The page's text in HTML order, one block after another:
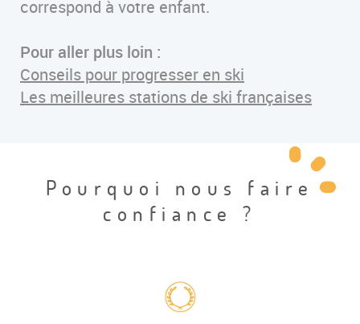
correspond à votre enfant.
Pour aller plus loin :
Conseils pour progresser en ski
Les meilleures stations de ski françaises
Pourquoi nous faire
confiance ?